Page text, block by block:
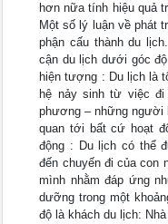
hơn nữa tính hiệu quả
Một số lý luận về phát
phận cấu thành du
cận du lịch dưới góc
hiện tượng : Du lịch là
hệ nảy sinh từ việc
phương – những người
quan tới bất cứ hoạt
động : Du lịch có thể
đến chuyến đi của con
mình nhằm đáp ứng
dưỡng trong một
độ là khách du lịch: